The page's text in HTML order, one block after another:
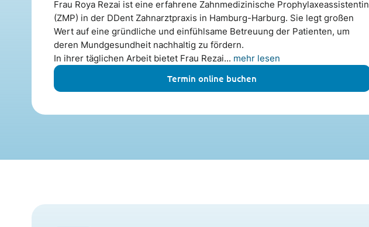
Frau Roya Rezai ist eine erfahrene Zahnmedizinische Prophylaxeassistentin
(ZMP) in der DDent Zahnarztpraxis in Hamburg-Harburg. Sie legt großen
Wert auf eine gründliche und einfühlsame Betreuung der Patienten, um
deren Mundgesundheit nachhaltig zu fördern.
In ihrer täglichen Arbeit bietet Frau Rezai... mehr lesen
Termin online buchen